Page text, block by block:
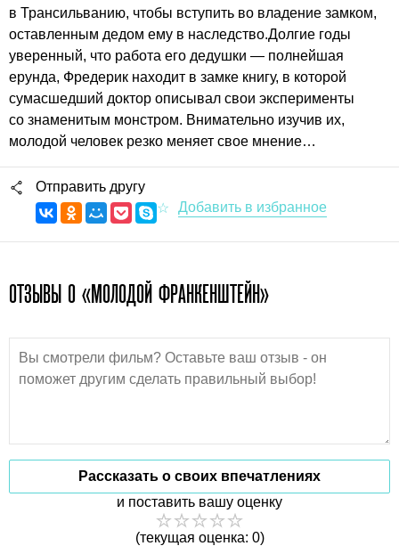
в Трансильванию, чтобы вступить во владение замком,
оставленным дедом ему в наследство.Долгие годы
уверенный, что работа его дедушки — полнейшая
ерунда, Фредерик находит в замке книгу, в которой
сумасшедший доктор описывал свои эксперименты
со знаменитым монстром. Внимательно изучив их,
молодой человек резко меняет свое мнение…
Отправить другу
ОТЗЫВЫ О «МОЛОДОЙ ФРАНКЕНШТЕЙН»
Рассказать о своих впечатлениях
и поставить вашу оценку
(текущая оценка: 0)